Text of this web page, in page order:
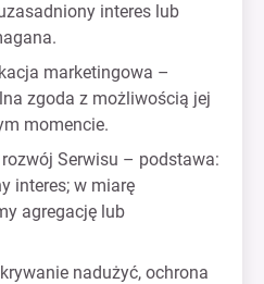
interes lub
marketingowa –
zgoda z możliwością jej
momencie.
Serwisu – podstawa:
interes; w miarę
agregację lub
nadużyć, ochrona